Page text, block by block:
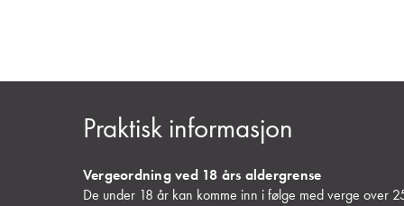
Praktisk informasjon
Vergeordning ved 18 års aldergrense
De under 18 år kan komme inn i følge med verge over